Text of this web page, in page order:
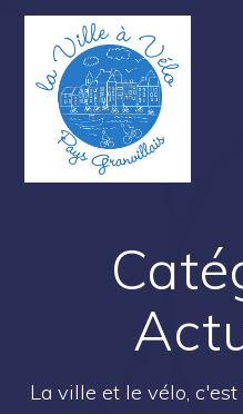
La ville et le vélo,